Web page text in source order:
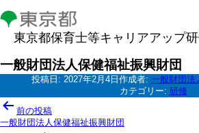
東京都保育士等キャリアアップ
一般財団法人保健福祉振興財団
投稿日: 2027年2月4日 作成者: 一般財団法
カテゴリー: 研修
投
稿
前の投稿
一般財団法人保健福祉振興財団